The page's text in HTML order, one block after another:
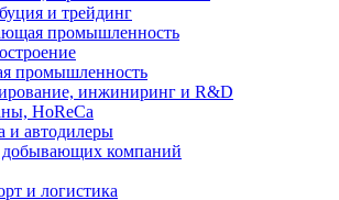
и трейдинг
промышленность
промышленность
инжиниринг и R&D
HoReCa
и автодилеры
добывающих компаний
и логистика